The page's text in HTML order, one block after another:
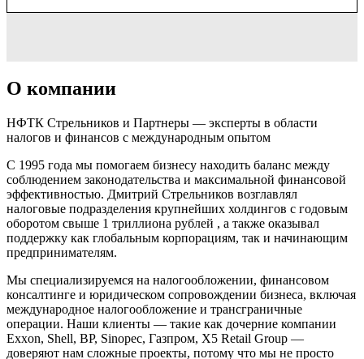
О компании
НФТК Стрельников и Партнеры — эксперты в области
налогов и финансов с международным опытом
С 1995 года мы помогаем бизнесу находить баланс между
соблюдением законодательства и максимальной финансовой
эффективностью. Дмитрий Стрельников возглавлял
налоговые подразделения крупнейших холдингов с годовым
оборотом свыше 1 триллиона рублей , а также оказывал
поддержку как глобальным корпорациям, так и начинающим
предпринимателям.
Мы специализируемся на налогообложении, финансовом
консалтинге и юридическом сопровождении бизнеса, включая
международное налогообложение и трансграничные
операции. Наши клиенты — такие как дочерние компании
Exxon, Shell, BP, Sinopec, Газпром, X5 Retail Group —
доверяют нам сложные проекты, потому что мы не просто